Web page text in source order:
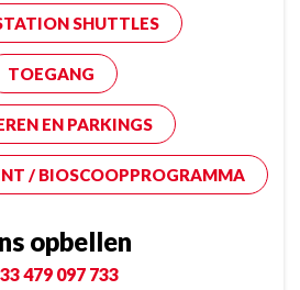
SHUTTLES
TOEGANG
EN PARKINGS
/ BIOSCOOPPROGRAMMA
opbellen
479 097 733